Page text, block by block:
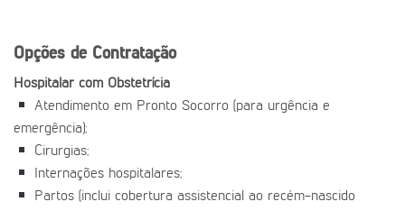
Opções de Contratação
Hospitalar com Obstetrícia
Atendimento em Pronto Socorro (para urgência e
emergência);
Cirurgias;
Internações hospitalares;
Partos (inclui cobertura assistencial ao recém-nascido